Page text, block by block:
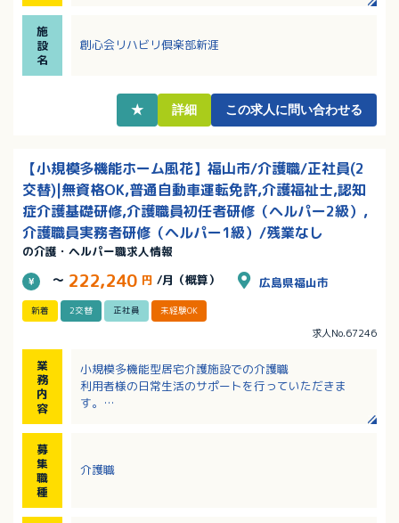
温かい職場です。
・資格取得制度あり（初任者研修・実務者研修等）ス
施
設
名
創心会リハビリ倶楽部新涯
★ 詳細 この求人に問い合わせる
【小規模多機能ホーム風花】福山市/介護職/正社員(2
交替)|無資格OK,普通自動車運転免許,介護福祉士,認知
症介護基礎研修,介護職員初任者研修（ヘルパー2級）,
介護職員実務者研修（ヘルパー1級）/残業なし
の介護・ヘルパー職求人情報
～ 222,240 円 /月（概算） 広島県福山市
新着 2交替 正社員 未経験OK
求人No.67246
業
務
内
容
小規模多機能型居宅介護施設での介護職
利用者様の日常生活のサポートを行っていただきま
す。
・訪問介護
募
集
職
種
介護職